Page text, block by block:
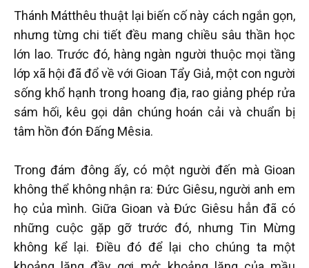
Thánh Mátthêu thuật lại biến cố này cách ngắn gọn,
nhưng từng chi tiết đều mang chiều sâu thần học
lớn lao. Trước đó, hàng ngàn người thuộc mọi tầng
lớp xã hội đã đổ về với Gioan Tẩy Giả, một con người
sống khổ hạnh trong hoang địa, rao giảng phép rửa
sám hối, kêu gọi dân chúng hoán cải và chuẩn bị
tâm hồn đón Đấng Mêsia.
Trong đám đông ấy, có một người đến mà Gioan
không thể không nhận ra: Đức Giêsu, người anh em
họ của mình. Giữa Gioan và Đức Giêsu hẳn đã có
những cuộc gặp gỡ trước đó, nhưng Tin Mừng
không kể lại. Điều đó để lại cho chúng ta một